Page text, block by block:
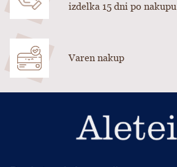
izdelka 15 dni po nakupu
Varen nakup